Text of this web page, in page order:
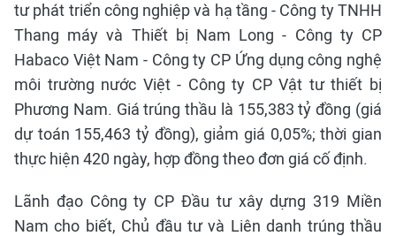
tư phát triển công nghiệp và hạ tầng - Công ty TNHH
Thang máy và Thiết bị Nam Long - Công ty CP
Habaco Việt Nam - Công ty CP Ứng dụng công nghệ
môi trường nước Việt - Công ty CP Vật tư thiết bị
Phương Nam. Giá trúng thầu là 155,383 tỷ đồng (giá
dự toán 155,463 tỷ đồng), giảm giá 0,05%; thời gian
thực hiện 420 ngày, hợp đồng theo đơn giá cố định.
Lãnh đạo Công ty CP Đầu tư xây dựng 319 Miền
Nam cho biết, Chủ đầu tư và Liên danh trúng thầu